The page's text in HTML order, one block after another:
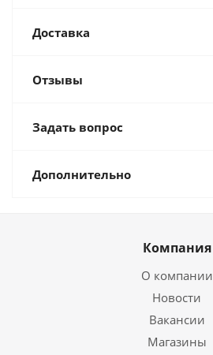
Доставка
Отзывы
Задать вопрос
Дополнительно
Компания
О компании
Новости
Вакансии
Магазины